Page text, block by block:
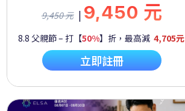
9,450 元 | 9,450 元
8.8 父親節 – 打【50%】折，最高減 4,705元
立即註冊